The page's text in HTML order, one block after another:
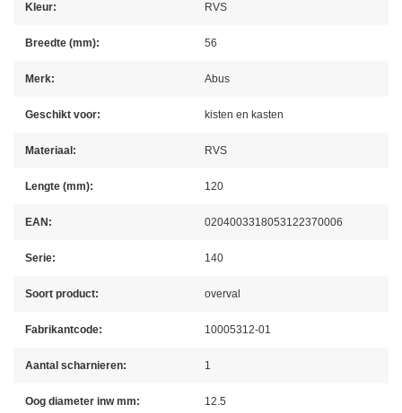
Kleur: RVS
Breedte (mm): 56
Merk: Abus
Geschikt voor: kisten en kasten
Materiaal: RVS
Lengte (mm): 120
EAN: 0204003318053122370006
Serie: 140
Soort product: overval
Fabrikantcode: 10005312-01
Aantal scharnieren: 1
Oog diameter inw mm: 12.5